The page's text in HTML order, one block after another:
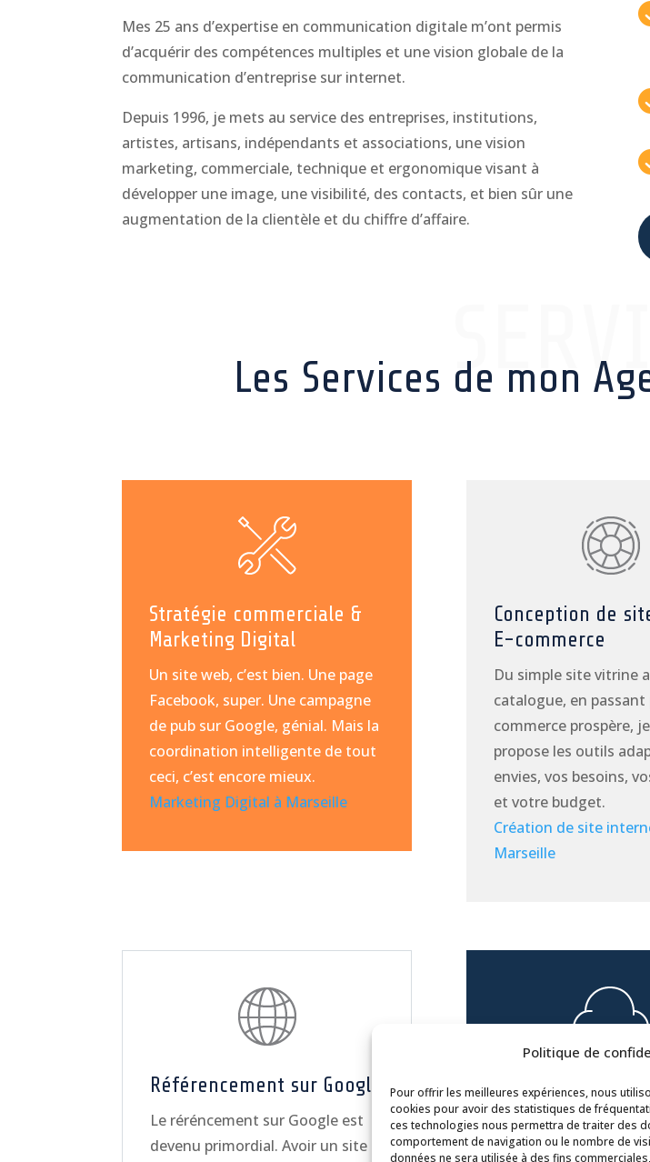
Politique de
Pour offrir les meilleures expériences, nous
cookies pour avoir des statistiques de
ces technologies nous permettra de traiter des
comportement de navigation ou le nombre de
données ne sera utilisée à des fins
Mes 25 ans d’expertise en communication digitale m’ont permis
d’acquérir des compétences multiples et une vision globale de la
communication d’entreprise sur internet.
Depuis 1996, je mets au service des entreprises, institutions,
artistes, artisans, indépendants et associations, une vision
marketing, commerciale, technique et ergonomique visant à
développer une image, une visibilité, des contacts, et bien sûr une
augmentation de la clientèle et du chiffre d’affaire.
Les Services de mon
Stratégie commerciale &
Marketing Digital
Un site web, c’est bien. Une page
Facebook, super. Une campagne
de pub sur Google, génial. Mais la
coordination intelligente de tout
ceci, c’est encore mieux.
Marketing Digital à Marseille
Conception de
E-commerce
Du simple site vitrine
catalogue, en passant
commerce prospère,
propose les outils
envies, vos besoins,
et votre budget.
Création de site
Marseille
Référencement sur Google
Le réréncement sur Google est
devenu primordial. Avoir un site
Publicité Digitale
Que ce soit sur
des moteurs de